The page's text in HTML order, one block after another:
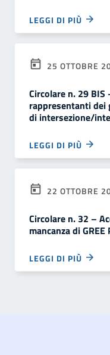
LEGGI DI PIÙ
25 OTTOBRE
Circolare n. 29 BIS
rappresentanti dei
di intersezione/
LEGGI DI PIÙ
22 OTTOBRE
Circolare n. 32 –
mancanza di GREE
LEGGI DI PIÙ